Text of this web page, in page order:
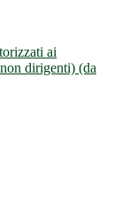
ai
dirigenti) (da